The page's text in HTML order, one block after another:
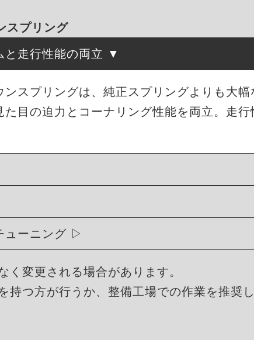
スプリング
と走行性能の両立
スプリングは、純正スプリングよりも大
目の迫力とコーナリング性能を両立。走
ューニング
変更される場合があります。
持つ方が行うか、整備工場での作業を推奨